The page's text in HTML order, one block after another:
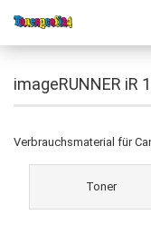
imageRUNNER iR
Verbrauchsmaterial für
Toner